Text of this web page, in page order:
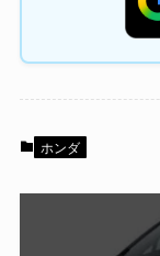
ホンダ